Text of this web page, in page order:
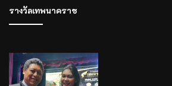
รางวัลเทพนาคราช